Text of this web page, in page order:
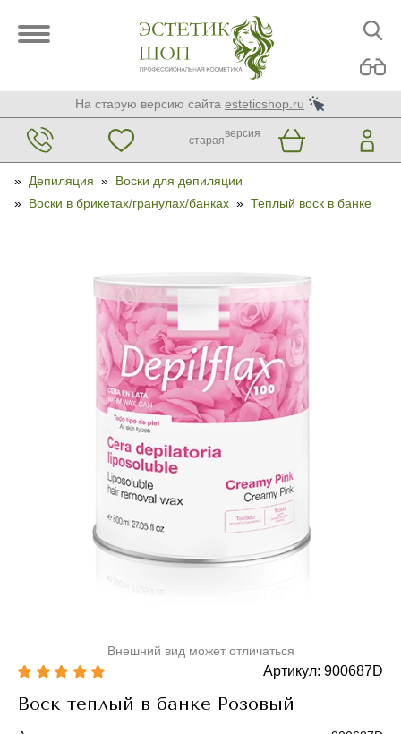
На старую версию сайта esteticshop.ru
старая
версия
» Депиляция » Воски для депиляции
» Воски в брикетах/гранулах/банках » Теплый воск в банке
Внешний вид может отличаться
Артикул: 900687D
Воск теплый в банке Розовый